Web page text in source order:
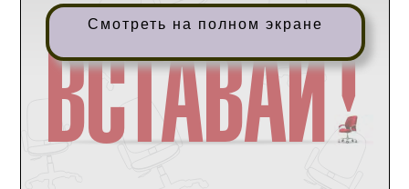
Смотреть на полном экране